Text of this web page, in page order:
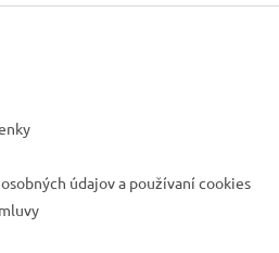
údajov a používaní cookies